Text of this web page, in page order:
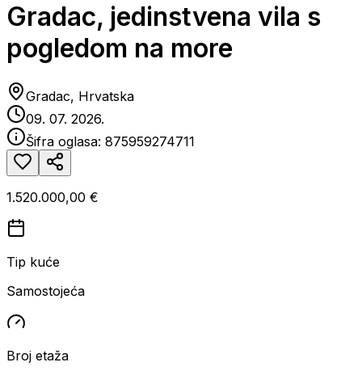
Gradac, jedinstvena vila s
pogledom na more
Gradac, Hrvatska
09. 07. 2026.
Šifra oglasa: 875959274711
1.520.000,00 €
Tip kuće
Samostojeća
Broj etaža